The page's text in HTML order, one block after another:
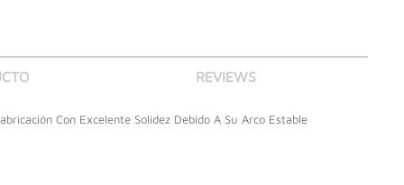
REVIEWS
Con Excelente Solidez Debido A Su Arco Estable